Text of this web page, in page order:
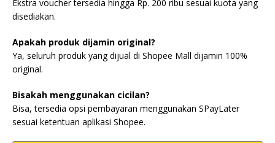
Ekstra voucher tersedia hingga Rp. 200 ribu sesuai kuota yang
disediakan.
Apakah produk dijamin original?
Ya, seluruh produk yang dijual di Shopee Mall dijamin 100%
original.
Bisakah menggunakan cicilan?
Bisa, tersedia opsi pembayaran menggunakan SPayLater
sesuai ketentuan aplikasi Shopee.